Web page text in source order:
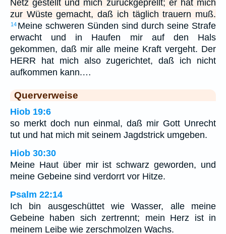
Netz gestellt und mich zurückgeprellt; er hat mich
zur Wüste gemacht, daß ich täglich trauern muß.
14 Meine schweren Sünden sind durch seine Strafe
erwacht und in Haufen mir auf den Hals
gekommen, daß mir alle meine Kraft vergeht. Der
HERR hat mich also zugerichtet, daß ich nicht
aufkommen kann.…
Querverweise
Hiob 19:6
so merkt doch nun einmal, daß mir Gott Unrecht
tut und hat mich mit seinem Jagdstrick umgeben.
Hiob 30:30
Meine Haut über mir ist schwarz geworden, und
meine Gebeine sind verdorrt vor Hitze.
Psalm 22:14
Ich bin ausgeschüttet wie Wasser, alle meine
Gebeine haben sich zertrennt; mein Herz ist in
meinem Leibe wie zerschmolzen Wachs.